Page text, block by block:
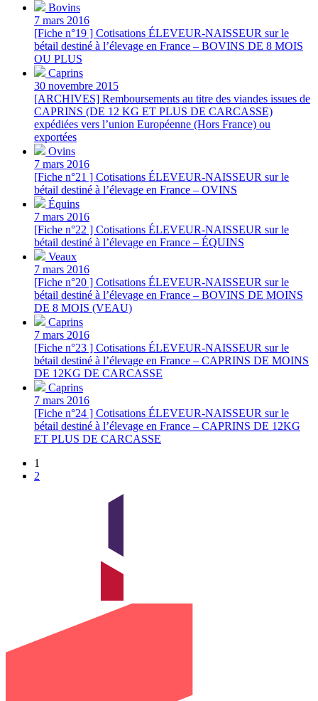
Bovins
7 mars 2016
[Fiche n°19 ] Cotisations ÉLEVEUR-NAISSEUR sur le
bétail destiné à l’élevage en France – BOVINS DE 8 MOIS
OU PLUS
Caprins
30 novembre 2015
[ARCHIVES] Remboursements au titre des viandes issues de
CAPRINS (DE 12 KG ET PLUS DE CARCASSE)
expédiées vers l’union Européenne (Hors France) ou
exportées
Ovins
7 mars 2016
[Fiche n°21 ] Cotisations ÉLEVEUR-NAISSEUR sur le
bétail destiné à l’élevage en France – OVINS
Équins
7 mars 2016
[Fiche n°22 ] Cotisations ÉLEVEUR-NAISSEUR sur le
bétail destiné à l’élevage en France – ÉQUINS
Veaux
7 mars 2016
[Fiche n°20 ] Cotisations ÉLEVEUR-NAISSEUR sur le
bétail destiné à l’élevage en France – BOVINS DE MOINS
DE 8 MOIS (VEAU)
Caprins
7 mars 2016
[Fiche n°23 ] Cotisations ÉLEVEUR-NAISSEUR sur le
bétail destiné à l’élevage en France – CAPRINS DE MOINS
DE 12KG DE CARCASSE
Caprins
7 mars 2016
[Fiche n°24 ] Cotisations ÉLEVEUR-NAISSEUR sur le
bétail destiné à l’élevage en France – CAPRINS DE 12KG
ET PLUS DE CARCASSE
1
2